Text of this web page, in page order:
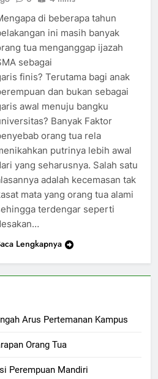
di beberapa tahun
ini masih banyak
tua menganggap ijazah
sebagai
finis? Terutama bagi anak
dan bukan sebagai
awal menuju bangku
Banyak Faktor
orang tua rela
putrinya lebih awal
yang seharusnya. Salah satu
adalah kecemasan tak
mata yang orang tua alami
terdengar seperti
Lengkapnya
Arus Pertemanan Kampus
Orang Tua
Perempuan Mandiri